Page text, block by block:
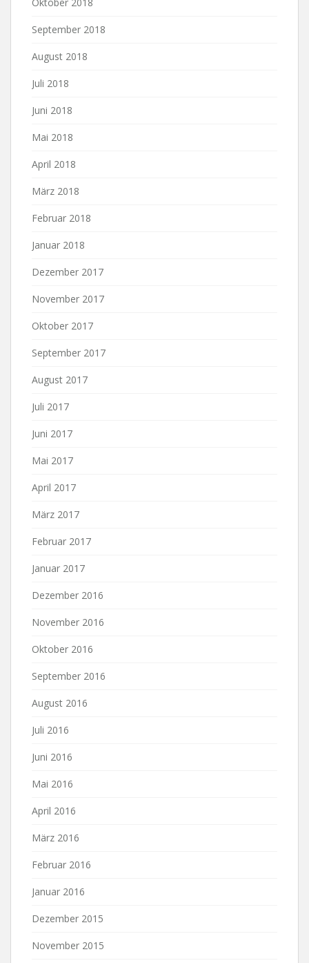
September 2018
August 2018
Juli 2018
Juni 2018
Mai 2018
April 2018
März 2018
Februar 2018
Januar 2018
Dezember 2017
November 2017
Oktober 2017
September 2017
August 2017
Juli 2017
Juni 2017
Mai 2017
April 2017
März 2017
Februar 2017
Januar 2017
Dezember 2016
November 2016
Oktober 2016
September 2016
August 2016
Juli 2016
Juni 2016
Mai 2016
April 2016
März 2016
Februar 2016
Januar 2016
Dezember 2015
November 2015